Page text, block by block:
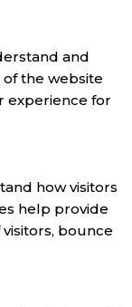
and
the website
experience for
how visitors
help provide
bounce